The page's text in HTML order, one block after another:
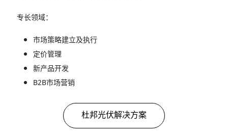
专长领域：
市场策略建立及执行
定价管理
新产品开发
B2B市场营销
杜邦光伏解决方案